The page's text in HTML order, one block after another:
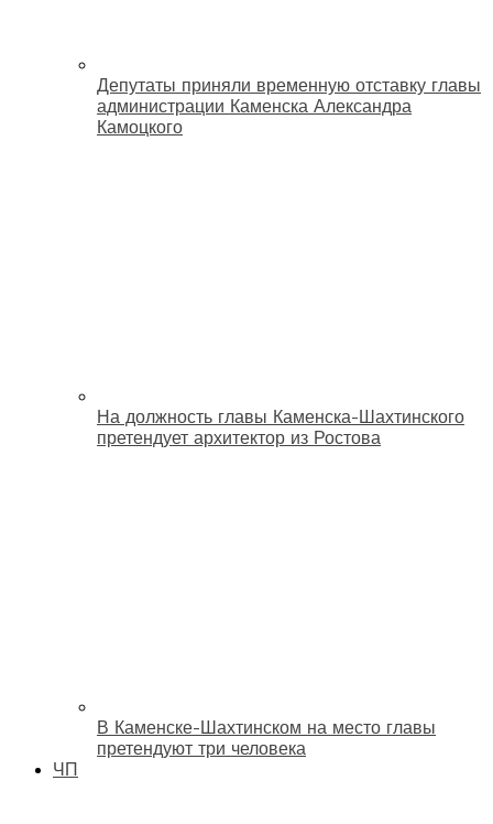
Депутаты приняли временную отставку главы
администрации Каменска Александра
Камоцкого
На должность главы Каменска-Шахтинского
претендует архитектор из Ростова
В Каменске-Шахтинском на место главы
претендуют три человека
ЧП